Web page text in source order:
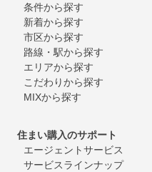
条件から探す
新着から探す
市区から探す
路線・駅から探す
エリアから探す
こだわりから探す
MIXから探す
住まい購入のサポート
エージェントサービス
サービスラインナップ